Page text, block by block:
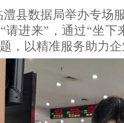
澧县数据局举办专场
请进来”，通过“坐
，以精准服务助力